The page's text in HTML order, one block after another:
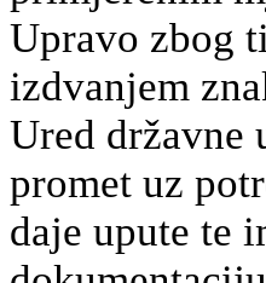
Upravo zbog
izdvanjem
Ured državne
promet uz
daje upute te